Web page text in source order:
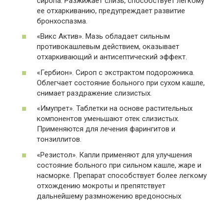
ее отхаркиванию, предупреждает развитие
бронхоспазма.
«Викс Актив». Мазь обладает сильным
противокашлевым действием, оказывает
отхаркивающий и антисептический эффект.
«Гербион». Сироп с экстрактом подорожника.
Облегчает состояние больного при сухом кашле,
снимает раздражение слизистых.
«Имупрет». Таблетки на основе растительных
компонентов уменьшают отек слизистых.
Применяются для лечения фарингитов и
тонзиллитов.
«Резистол». Капли применяют для улучшения
состояние больного при сильном кашле, жаре и
насморке. Препарат способствует более легкому
отхождению мокроты и препятствует
дальнейшему размножению вредоносных